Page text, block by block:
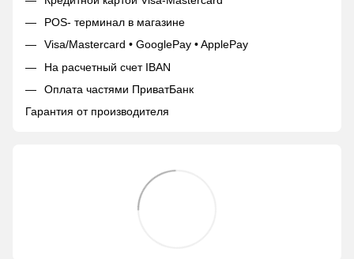
POS- терминал в магазине
Visa/Mastercard • GooglePay • ApplePay
На расчетный счет IBAN
Оплата частями ПриватБанк
Гарантия от производителя